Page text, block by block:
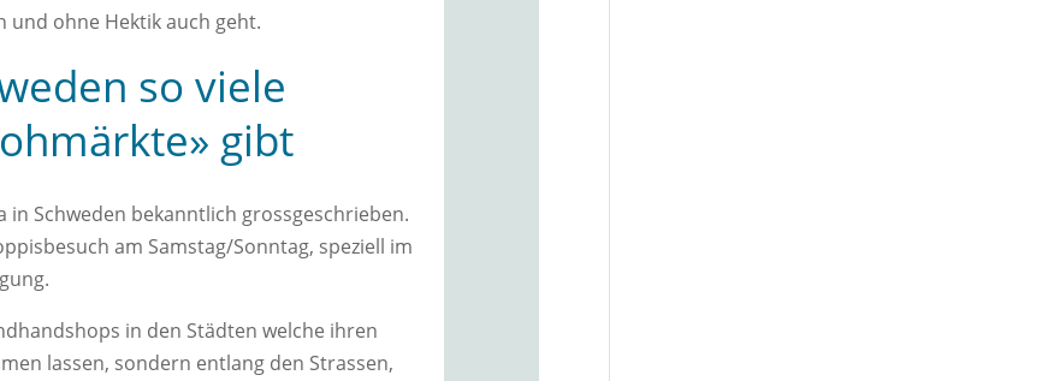
und ohne Hektik auch geht.
so viele
gibt
in Schweden bekanntlich grossgeschrieben.
am Samstag/Sonntag, speziell im
in den Städten welche ihren
lassen, sondern entlang den Strassen,